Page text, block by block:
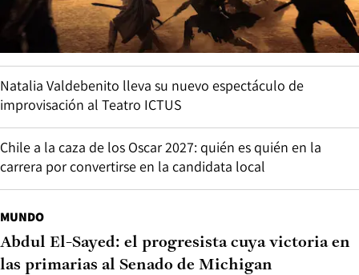
Natalia Valdebenito lleva su nuevo espectáculo de
improvisación al Teatro ICTUS
Chile a la caza de los Oscar 2027: quién es quién en la
carrera por convertirse en la candidata local
MUNDO
Abdul El-Sayed: el progresista cuya victoria en
las primarias al Senado de Michigan